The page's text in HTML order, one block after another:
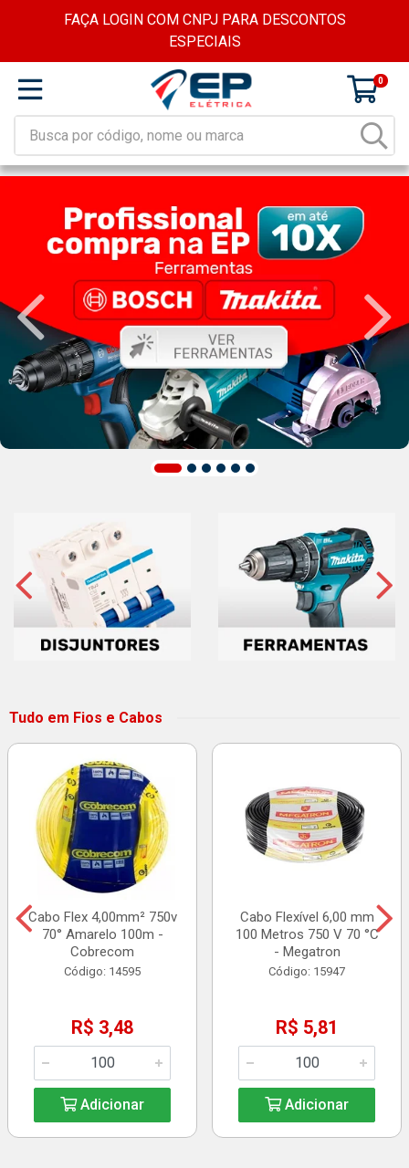
FAÇA LOGIN COM CNPJ PARA DESCONTOS
ESPECIAIS
0
Tudo em Fios e Cabos
Cabo Flex 4,00mm² 750v
70° Amarelo 100m -
Cobrecom
Código: 14595
R$ 3,48
Adicionar
Cabo Flexível 6,00 mm
100 Metros 750 V 70 °C
- Megatron
Código: 15947
R$ 5,81
Adicionar